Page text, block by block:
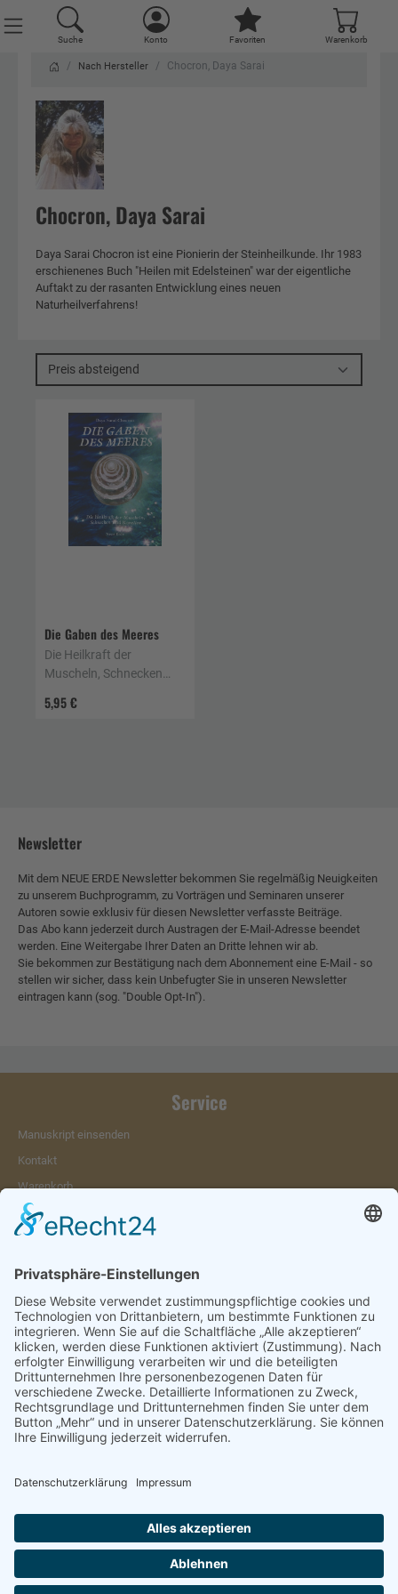
Suche Konto Favoriten Warenkorb
Nach Hersteller Chocron, Daya Sarai
Chocron, Daya Sarai
Daya Sarai Chocron ist eine Pionierin der Steinheilkunde. Ihr 1983
erschienenes Buch "Heilen mit Edelsteinen" war der eigentliche
Auftakt zu der rasanten Entwicklung eines neuen
Naturheilverfahrens!
Preis absteigend
Die Gaben des Meeres
5,95 €
Die Heilkraft der
Muscheln, Schnecken
Newsletter
Mit dem NEUE ERDE Newsletter bekommen Sie regelmäßig Neuigkeiten
zu unserem Buchprogramm, zu Vorträgen und Seminaren unserer
Autoren sowie exklusiv für diesen Newsletter verfasste Beiträge.
Das Abo kann jederzeit durch Austragen der E-Mail-Adresse beendet
werden. Eine Weitergabe Ihrer Daten an Dritte lehnen wir ab.
Sie bekommen zur Bestätigung nach dem Abonnement eine E-Mail - so
stellen wir sicher, dass kein Unbefugter Sie in unseren Newsletter
eintragen kann (sog. "Double Opt-In").
Service
Manuskript einsenden
Kontakt
Warenkorb
Konto
Merkzettel
Vertrag widerrufen
Informationen
Impressum & Disclaimer
AGB und Widerrufsrecht
Verpackung und Versand
Social Media